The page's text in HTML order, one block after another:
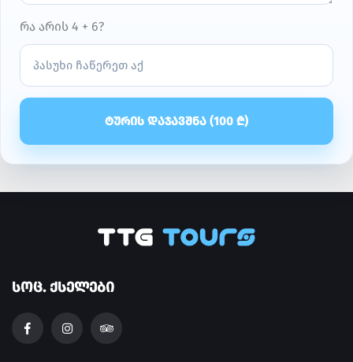
რა არის 4 + 6?
ᲢᲣᲠᲘᲡ ᲓᲐᲯᲐᲕᲨᲜᲐ (100 ₾)
ᲡᲝᲪ. ᲥᲡᲔᲚᲔᲑᲘ